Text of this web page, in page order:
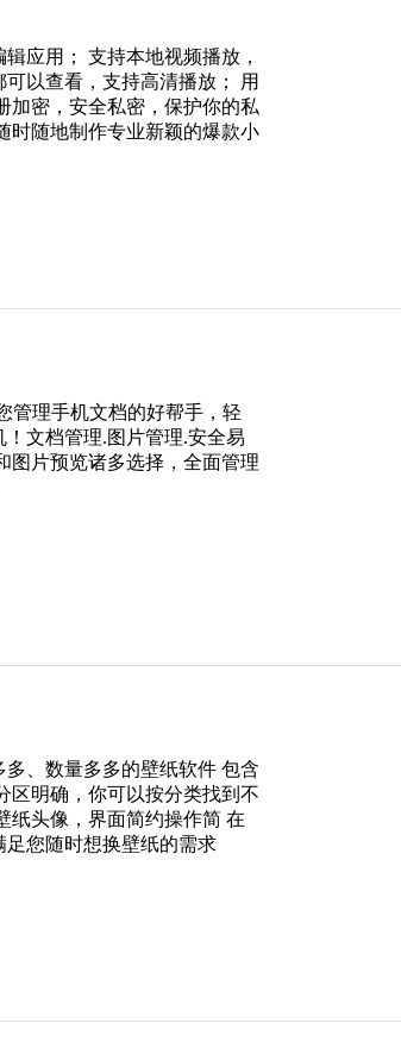
应用； 支持本地视频播放，
以查看，支持高清播放； 用
加密，安全私密，保护你的私
时随地制作专业新颖的爆款小
管理手机文档的好帮手，轻
文档管理.图片管理.安全易
图片预览诸多选择，全面管理
、数量多多的壁纸软件 包含
区明确，你可以按分类找到不
纸头像，界面简约操作简 在
您随时想换壁纸的需求